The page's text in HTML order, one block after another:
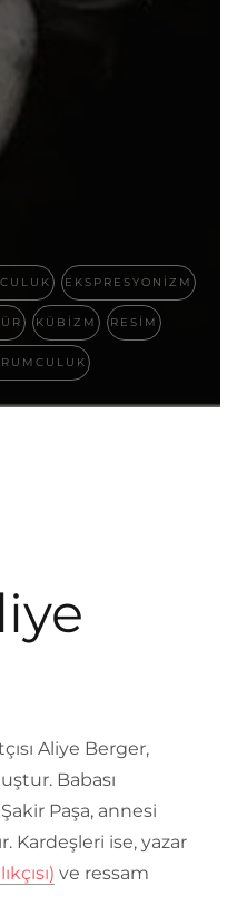
EKSPRESYONIZM
KÜBIZM RESIM
Aliye Berger,
Babası
Paşa, annesi
Kardeşleri ise, yazar
ve ressam